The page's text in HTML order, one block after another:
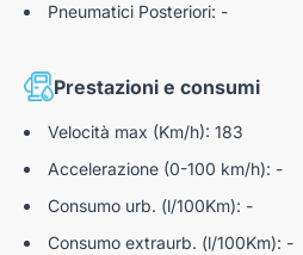
Pneumatici Posteriori: -
Prestazioni e consumi
Velocità max (Km/h): 183
Accelerazione (0-100 km/h): -
Consumo urb. (l/100Km): -
Consumo extraurb. (l/100Km): -